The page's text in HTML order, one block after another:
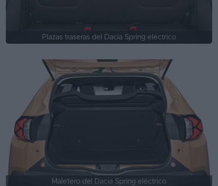
Plazas traseras del Dacia Spring eléctrico
Maletero del Dacia Spring eléctrico